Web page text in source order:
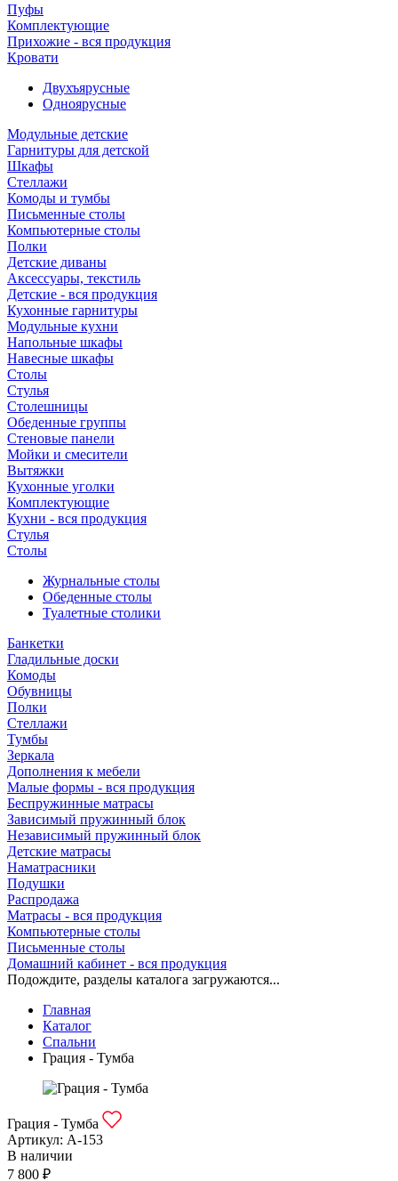
Пуфы
Комплектующие
Прихожие - вся продукция
Кровати
Двухъярусные
Одноярусные
Модульные детские
Гарнитуры для детской
Шкафы
Стеллажи
Комоды и тумбы
Письменные столы
Компьютерные столы
Полки
Детские диваны
Аксессуары, текстиль
Детские - вся продукция
Кухонные гарнитуры
Модульные кухни
Напольные шкафы
Навесные шкафы
Столы
Стулья
Столешницы
Обеденные группы
Стеновые панели
Мойки и смесители
Вытяжки
Кухонные уголки
Комплектующие
Кухни - вся продукция
Стулья
Столы
Журнальные столы
Обеденные столы
Туалетные столики
Банкетки
Гладильные доски
Комоды
Обувницы
Полки
Стеллажи
Тумбы
Зеркала
Дополнения к мебели
Малые формы - вся продукция
Беспружинные матрасы
Зависимый пружинный блок
Независимый пружинный блок
Детские матрасы
Наматрасники
Подушки
Распродажа
Матрасы - вся продукция
Компьютерные столы
Письменные столы
Домашний кабинет - вся продукция
Подождите, разделы каталога загружаются...
Главная
Каталог
Спальни
Грация - Тумба
Грация - Тумба
Артикул: А-153
В наличии
7 800 ₽